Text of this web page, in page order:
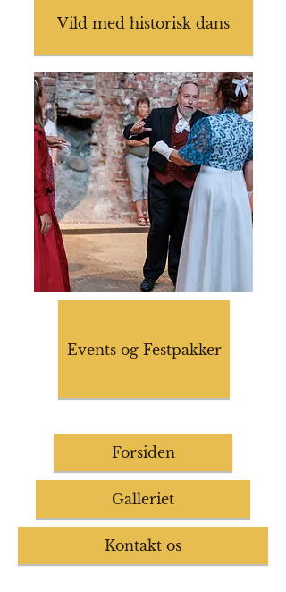
Vild med historisk dans
Events og Festpakker
Forsiden
Galleriet
Kontakt os